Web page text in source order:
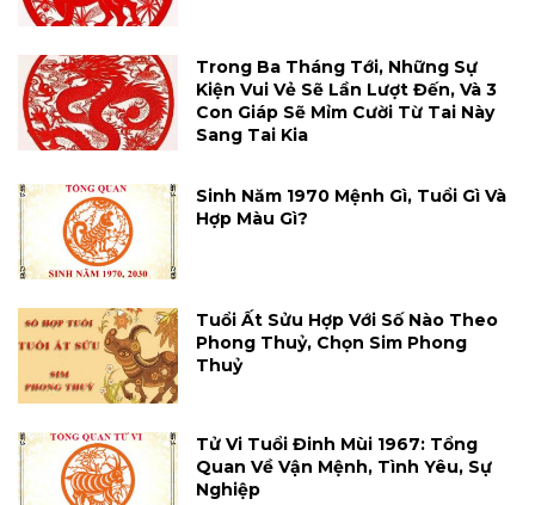
Trong Ba Tháng Tới, Những Sự
Kiện Vui Vẻ Sẽ Lần Lượt Đến, Và 3
Con Giáp Sẽ Mỉm Cười Từ Tai Này
Sang Tai Kia
Sinh Năm 1970 Mệnh Gì, Tuổi Gì Và
Hợp Màu Gì?
Tuổi Ất Sửu Hợp Với Số Nào Theo
Phong Thuỷ, Chọn Sim Phong
Thuỷ
Tử Vi Tuổi Đinh Mùi 1967: Tổng
Quan Về Vận Mệnh, Tình Yêu, Sự
Nghiệp